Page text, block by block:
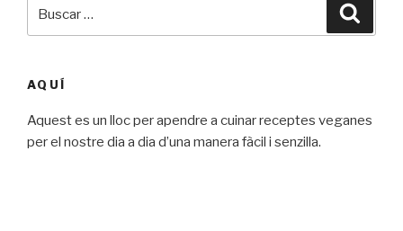
AQUÍ
Aquest es un lloc per apendre a cuinar receptes veganes
per el nostre dia a dia d’una manera fàcil i senzilla.